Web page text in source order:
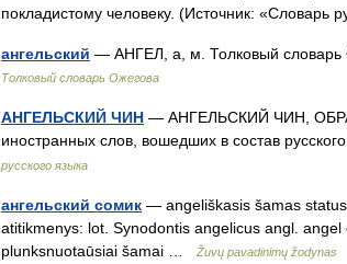
покладистому человеку. (Источник:
ангельский — АНГЕЛ, а, м. Толковый
Толковый словарь Ожегова
АНГЕЛЬСКИЙ ЧИН — АНГЕЛЬСКИЙ ЧИН, ОБРАЗ
иностранных слов, вошедших в состав
русского языка
ангельский сомик — angeliškasis šamas
atitikmenys: lot. Synodontis angelicus angl.
plunksnuotaūsiai šamai …
Žuvų pavadinimų žodynas